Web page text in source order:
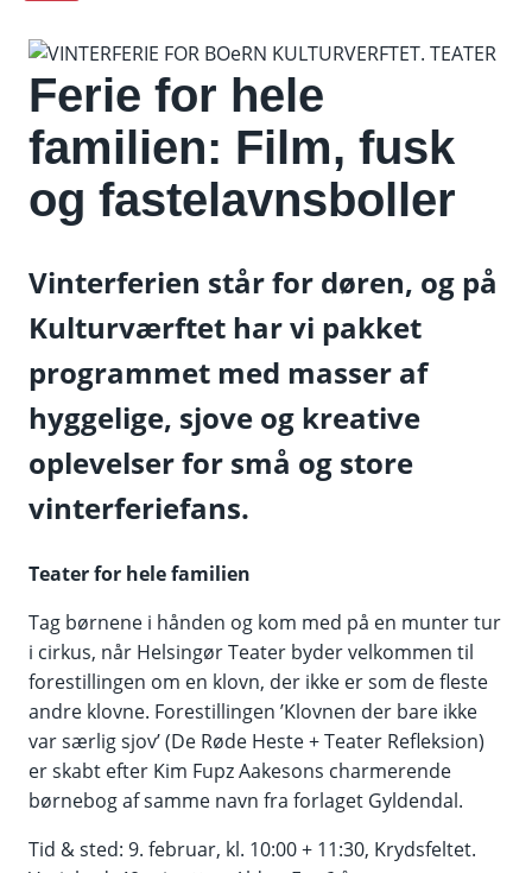
Ferie for hele
familien: Film, fusk
og fastelavnsboller
Vinterferien står for døren, og på
Kulturværftet har vi pakket
programmet med masser af
hyggelige, sjove og kreative
oplevelser for små og store
vinterferiefans.
Teater for hele familien
Tag børnene i hånden og kom med på en munter tur
i cirkus, når Helsingør Teater byder velkommen til
forestillingen om en klovn, der ikke er som de fleste
andre klovne. Forestillingen ’Klovnen der bare ikke
var særlig sjov’ (De Røde Heste + Teater Refleksion)
er skabt efter Kim Fupz Aakesons charmerende
børnebog af samme navn fra forlaget Gyldendal.
Tid & sted: 9. februar, kl. 10:00 + 11:30, Krydsfeltet.